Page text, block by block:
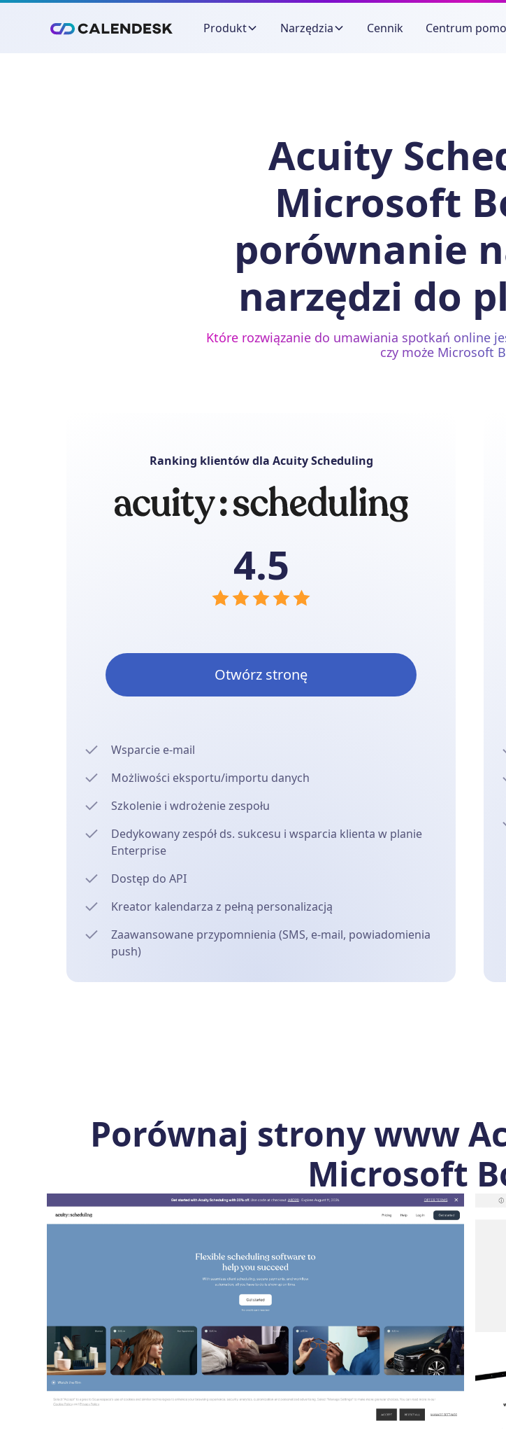
Produkt Narzędzia Cennik Centrum
Acuity
Microsoft
porównanie
narzędzi do
Które rozwiązanie do umawiania spotkań online
czy może Microsoft
Ranking klientów dla Acuity Scheduling
4.5
Otwórz stronę
Wsparcie e-mail
Możliwości eksportu/importu danych
Szkolenie i wdrożenie zespołu
Dedykowany zespół ds. sukcesu i wsparcia klienta w planie
Enterprise
Dostęp do API
Kreator kalendarza z pełną personalizacją
Zaawansowane przypomnienia (SMS, e-mail, powiadomienia
push)
Porównaj strony www
Microsoft